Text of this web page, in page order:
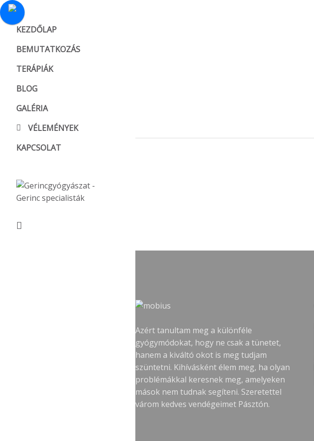
KEZDŐLAP
BEMUTATKOZÁS
TERÁPIÁK
BLOG
GALÉRIA
VÉLEMÉNYEK
KAPCSOLAT
Azért tanultam meg a különféle
gyógymódokat, hogy ne csak a tünetet,
hanem a kiváltó okot is meg tudjam
szüntetni. Kihívásként élem meg, ha olyan
problémákkal keresnek meg, amelyeken
mások nem tudnak segíteni. Szeretettel
várom kedves vendégeimet Pásztón.